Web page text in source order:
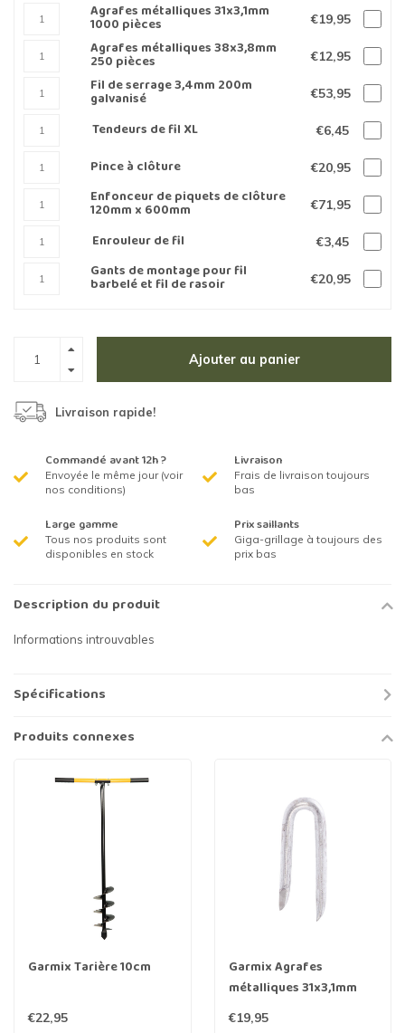
Agrafes métalliques 31x3,1mm
1000 pièces €19,95
Agrafes métalliques 38x3,8mm
250 pièces €12,95
Fil de serrage 3,4mm 200m
galvanisé €53,95
Tendeurs de fil XL €6,45
Pince à clôture €20,95
Enfonceur de piquets de clôture
120mm x 600mm €71,95
Enrouleur de fil €3,45
Gants de montage pour fil
barbelé et fil de rasoir €20,95
Ajouter au panier
Livraison rapide!
Commandé avant 12h ?
Envoyée le même jour (voir
nos conditions)
Livraison
Frais de livraison toujours
bas
Large gamme
Tous nos produits sont
disponibles en stock
Prix saillants
Giga-grillage à toujours des
prix bas
Description du produit
Informations introuvables
Spécifications
Produits connexes
Garmix Tarière 10cm
€22,95
Garmix Agrafes
métalliques 31x3,1mm
1000 pièces
€19,95